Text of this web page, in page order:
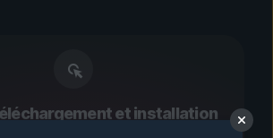
et installation